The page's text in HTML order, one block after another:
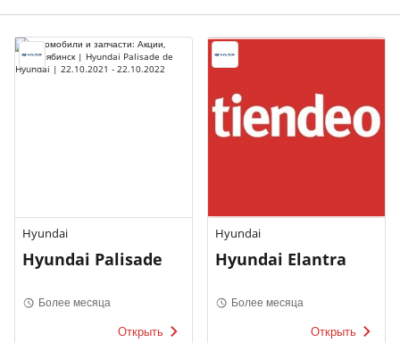
Hyundai
Hyundai Palisade
Более месяца
Открыть
Hyundai
Hyundai Elantra
Более месяца
Открыть